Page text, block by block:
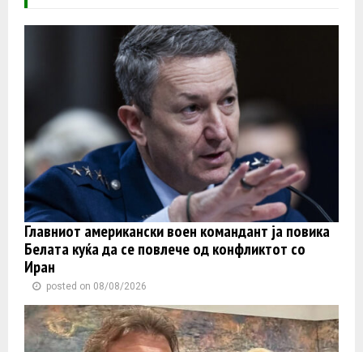
Главниот американски воен командант ја повика
Белата куќа да се повлече од конфликтот со
Иран
posted on 08/08/2026